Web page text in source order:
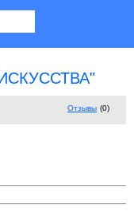
Отзывы (0)